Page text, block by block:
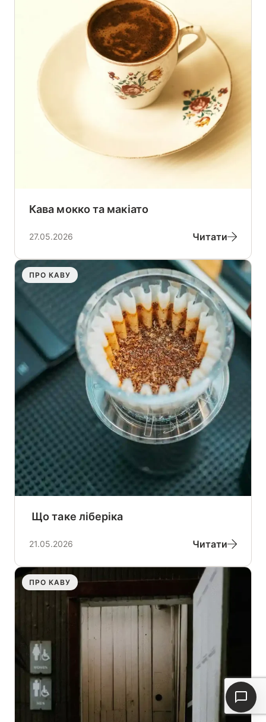
Кава мокко та макіато
27.05.2026 Читати
ПРО КАВУ
Що таке ліберіка
21.05.2026 Читати
ПРО КАВУ